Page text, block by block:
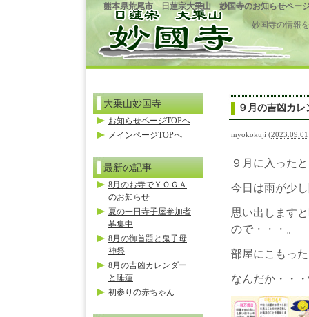
熊本県荒尾市 日蓮宗大乗山 妙国寺のお知らせペー
妙国寺の情報
９月の吉凶カ
myokokuji (
９月に入った
今日は雨が少
思い出します
ので・・・。
部屋にこもっ
なんだか・・
大乗山妙国寺
お知らせページTOPへ
メインページTOPへ
最新の記事
8月のお寺でＹＯＧＡ
のお知らせ
夏の一日寺子屋参加者
募集中
8月の御首題と鬼子母
神祭
8月の吉凶カレンダー
と睡蓮
初参りの赤ちゃん